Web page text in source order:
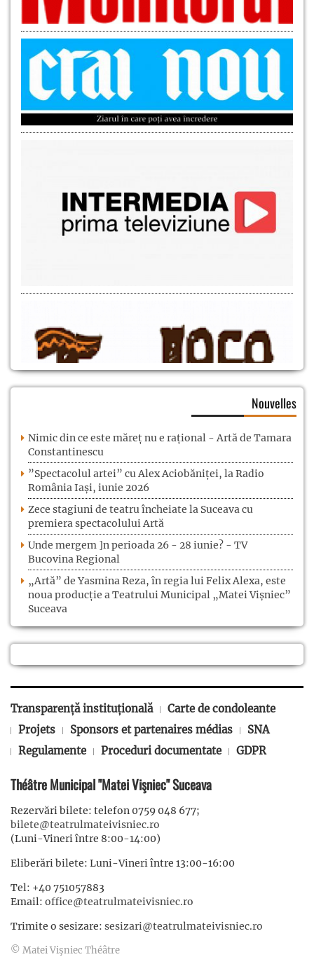
Nouvelles
Nimic din ce este măreț nu e rațional - Artă de Tamara
Constantinescu
”Spectacolul artei” cu Alex Aciobăniței, la Radio
România Iași, iunie 2026
Zece stagiuni de teatru încheiate la Suceava cu
premiera spectacolului Artă
Unde mergem ]n perioada 26 - 28 iunie? - TV
Bucovina Regional
„Artă” de Yasmina Reza, în regia lui Felix Alexa, este
noua producție a Teatrului Municipal „Matei Vișniec”
Suceava
Transparență instituțională
Carte de condoleante
Projets
Sponsors et partenaires médias
SNA
Regulamente
Proceduri documentate GDPR
Théâtre Municipal "Matei Vişniec" Suceava
Rezervări bilete: telefon 0759 048 677;
bilete@teatrulmateivisniec.ro
(Luni-Vineri între 8:00-14:00)
Eliberări bilete: Luni-Vineri între 13:00-16:00
Tel: +40 751057883
Email: office@teatrulmateivisniec.ro
Trimite o sesizare: sesizari@teatrulmateivisniec.ro
© Matei Vişniec Théâtre